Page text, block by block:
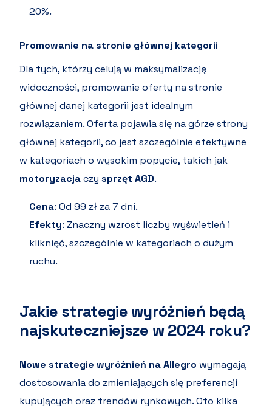
20%.
Promowanie na stronie głównej kategorii
Dla tych, którzy celują w maksymalizację
widoczności, promowanie oferty na stronie
głównej danej kategorii jest idealnym
rozwiązaniem. Oferta pojawia się na górze strony
głównej kategorii, co jest szczególnie efektywne
w kategoriach o wysokim popycie, takich jak
motoryzacjaczysprzęt AGD.
Cena: Od 99 zł za 7 dni.
Efekty: Znaczny wzrost liczby wyświetleń i
kliknięć, szczególnie w kategoriach o dużym
ruchu.
Jakie strategie wyróżnień będą
najskuteczniejsze w 2024 roku?
Nowe strategie wyróżnień na Allegro wymagają
dostosowania do zmieniających się preferencji
kupujących oraz trendów rynkowych. Oto kilka